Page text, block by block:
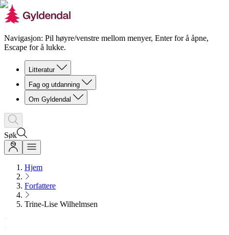
Navigasjon: Pil høyre/venstre mellom menyer, Enter for å åpne,
Escape for å lukke.
Litteratur
Fag og utdanning
Om Gyldendal
Søk
Hjem
Forfattere
Trine-Lise Wilhelmsen